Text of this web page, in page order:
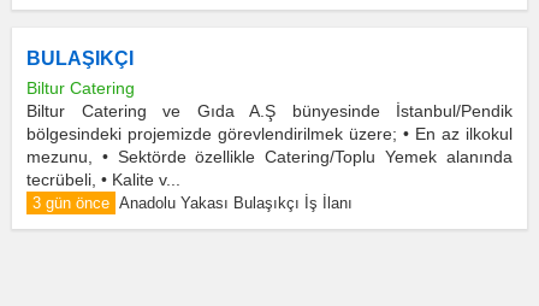
BULAŞIKÇI
Biltur Catering
Biltur Catering ve Gıda A.Ş bünyesinde İstanbul/Pendik
bölgesindeki projemizde görevlendirilmek üzere; • En az ilkokul
mezunu, • Sektörde özellikle Catering/Toplu Yemek alanında
tecrübeli, • Kalite v...
3 gün önce Anadolu Yakası Bulaşıkçı İş İlanı